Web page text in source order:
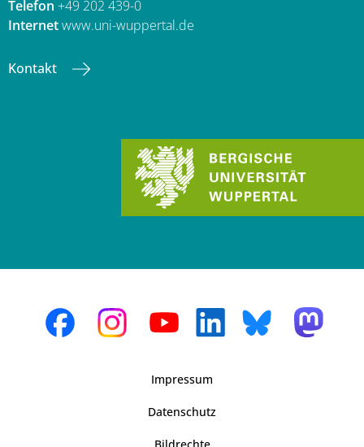
Telefon +49 202 439-0
Internetwww.uni-wuppertal.de
Kontakt
Impressum
Datenschutz